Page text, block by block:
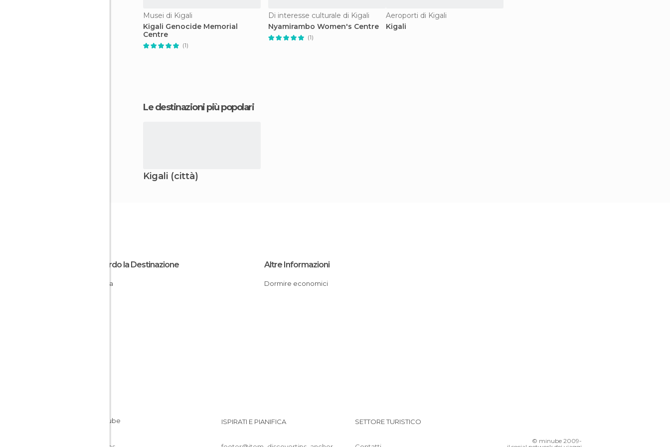
Musei di Kigali
Kigali Genocide Memorial
Centre
(1)
Di interesse culturale di Kigali
Nyamirambo Women's Centre
(1)
Aeroporti di Kigali
Kigali
Le destinazioni più popolari
Kigali (città)
Riguardo la Destinazione
Ruanda
Altre Informazioni
Dormire economici
ISPIRATI E PIANIFICA SETTORE TURISTICO
© minube 2009-